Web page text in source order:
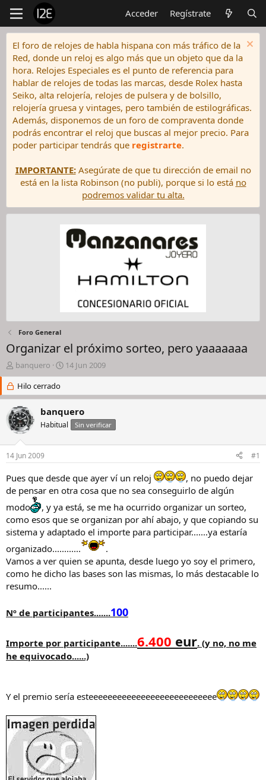
Acceder Regístrate
El foro de relojes de habla hispana con más tráfico de la
Red, donde un reloj es algo más que un objeto que da la
hora. Relojes Especiales es el punto de referencia para
hablar de relojes de todas las marcas, desde Rolex hasta
Seiko, alta relojería, relojes de pulsera y de bolsillo,
relojería gruesa y vintages, pero también de estilográficas.
Además, disponemos de un foro de compraventa donde
podrás encontrar el reloj que buscas al mejor precio. Para
poder participar tendrás que registrarte.
IMPORTANTE:Asegúrate de que tu dirección de email no
está en la lista Robinson (no publi), porque si lo está no
podremos validar tu alta.
Foro General
Organizar el próximo sorteo, pero yaaaaaaa
I
n
c
i
a
d
o
d
l
h
i
l
o
banquero
F
e
h
d
e
i
i
o
14 Jun 2009
Hilo cerrado
banquero
Habitual Sin verificar
14 Jun 2009 #1
Pues que desde que ayer ví un reloj
, no puedo dejar
de pensar en otra cosa que no sea conseguirlo de algún
modo
, y ya está, se me ha ocurrido organizar un sorteo,
como esos que se organizan por ahí abajo, y que copiando su
sistema y adaptado el importe para participar.......ya estaría
organizado............
.
Vamos a ver quien se apunta, desde luego yo soy el primero,
como he dicho las bases son las mismas, lo más destacable lo
resumo......
Nº de participantes.......100
Importe por participante.......6.400 eur. (y no, no me
he equivocado......)
Y el premio sería esteeeeeeeeeeeeeeeeeeeeeeeeeee